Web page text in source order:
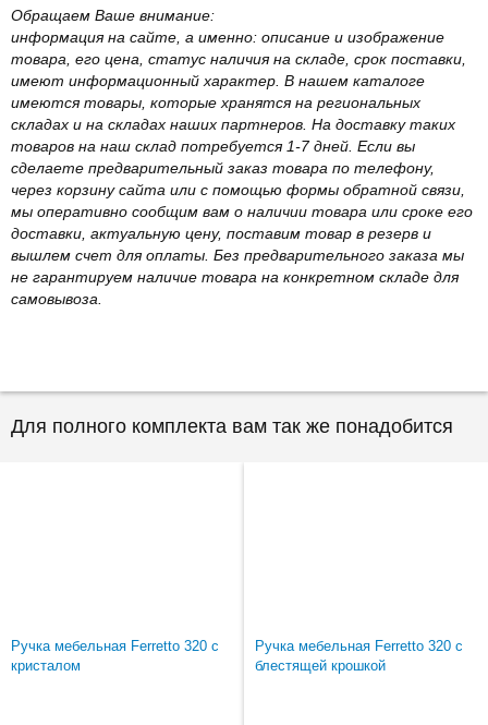
Обращаем Ваше внимание:
информация на сайте, а именно: описание и изображение
товара, его цена, статус наличия на складе, срок поставки,
имеют информационный характер. В нашем каталоге
имеются товары, которые хранятся на региональных
складах и на складах наших партнеров. На доставку таких
товаров на наш склад потребуется 1-7 дней. Если вы
сделаете предварительный заказ товара по телефону,
через корзину сайта или с помощью формы обратной связи,
мы оперативно сообщим вам о наличии товара или сроке его
доставки, актуальную цену, поставим товар в резерв и
вышлем счет для оплаты. Без предварительного заказа мы
не гарантируем наличие товара на конкретном складе для
самовывоза.
Для полного комплекта вам так же понадобится
Ручка мебельная Ferretto 320 с
кристалом
Ручка мебельная Ferretto 320 с
блестящей крошкой